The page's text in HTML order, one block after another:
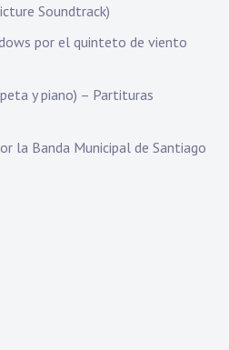
Soundtrack)
por el quinteto de viento
y piano) – Partituras
la Banda Municipal de Santiago